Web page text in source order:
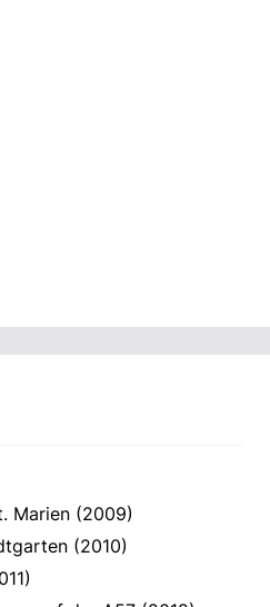
Marien (2009)
(2010)